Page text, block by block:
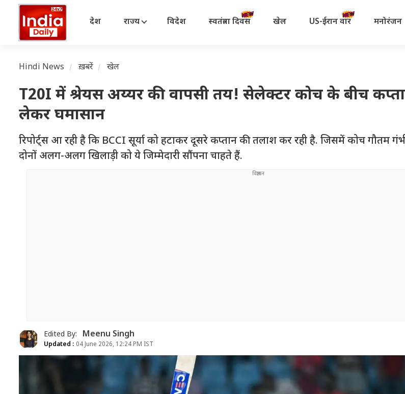
देश राज्य विदेश स्वतंत्रता दिवस खेल US-ईरान वॉर मनोरंजन
Hindi News ख़बरें खेल
T20I में श्रेयस अय्यर की वापसी तय! सेलेक्टर कोच के बीच
लेकर घमासान
रिपोर्ट्स आ रही है कि BCCI सूर्या को हटाकर दूसरे कप्तान की तलाश कर रही है. जिसमें कोच गौतम
दोनों अलग-अलग खिलाड़ी को ये जिम्मेदारी सौंपना चाहते हैं.
Edited By: Meenu Singh
Updated : 04 June 2026, 12:24 PM IST